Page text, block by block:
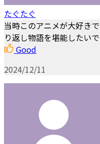
たぐたぐ
当時このアニメが大好き
り返し物語を堪能したいで
Good
2024/12/11